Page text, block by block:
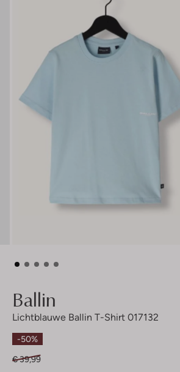
Ballin
Lichtblauwe Ballin T-Shirt 017132
-50%
€ 39,99